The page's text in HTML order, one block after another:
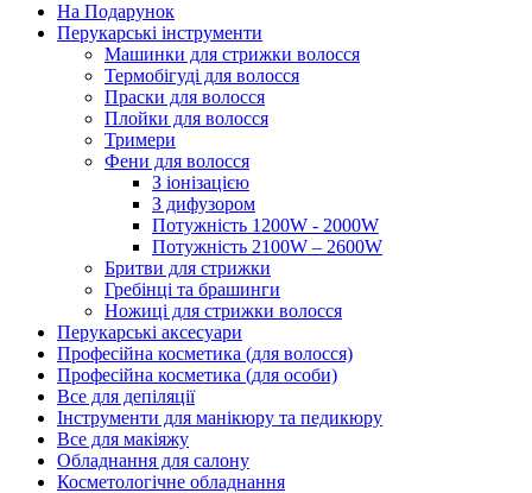
На Подарунок
Перукарські інструменти
Машинки для стрижки волосся
Термобігуді для волосся
Праски для волосся
Плойки для волосся
Тримери
Фени для волосся
З іонізацією
З дифузором
Потужність 1200W - 2000W
Потужність 2100W – 2600W
Бритви для стрижки
Гребінці та брашинги
Ножиці для стрижки волосся
Перукарські аксесуари
Професійна косметика (для волосся)
Професійна косметика (для особи)
Все для депіляції
Інструменти для манікюру та педикюру
Все для макіяжу
Обладнання для салону
Косметологічне обладнання